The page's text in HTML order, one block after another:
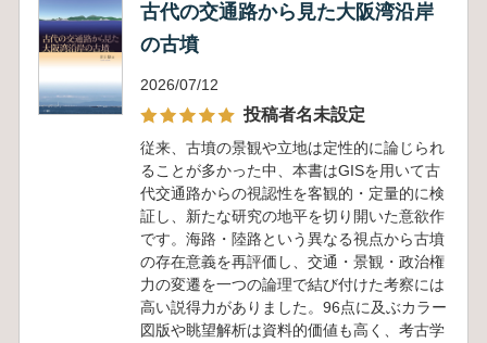
古代の交通路から見た大阪湾沿岸
の古墳
2026/07/12
投稿者名未設定
従来、古墳の景観や立地は定性的に論じられ
ることが多かった中、本書はGISを用いて古
代交通路からの視認性を客観的・定量的に検
証し、新たな研究の地平を切り開いた意欲作
です。海路・陸路という異なる視点から古墳
の存在意義を再評価し、交通・景観・政治権
力の変遷を一つの論理で結び付けた考察には
高い説得力がありました。96点に及ぶカラー
図版や眺望解析は資料的価値も高く、考古学